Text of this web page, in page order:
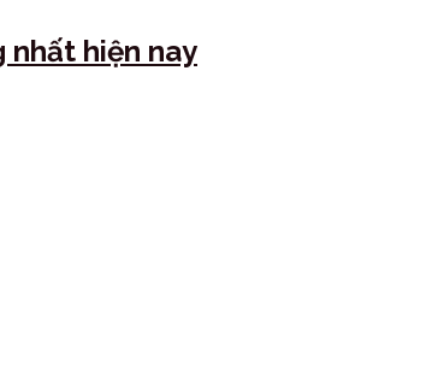
nhất hiện nay